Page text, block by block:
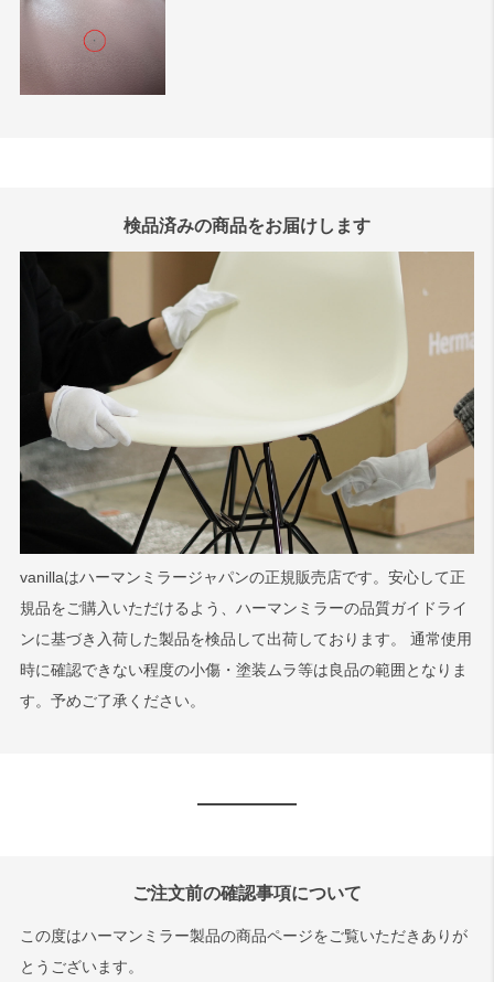
検品済みの商品をお届けします
vanillaはハーマンミラージャパンの正規販売店です。安心して正
規品をご購入いただけるよう、ハーマンミラーの品質ガイドライ
ンに基づき入荷した製品を検品して出荷しております。 通常使用
時に確認できない程度の小傷・塗装ムラ等は良品の範囲となりま
す。予めご了承ください。
ご注文前の確認事項について
この度はハーマンミラー製品の商品ページをご覧いただきありが
とうございます。